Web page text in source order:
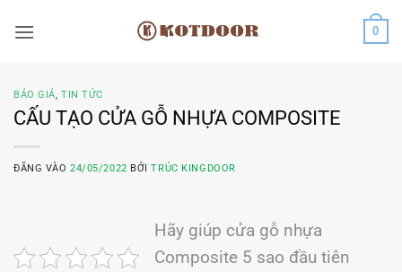
qua
0
BÁO GIÁ,TIN TỨC
CẤU TẠO CỬA GỖ NHỰA COMPOSITE
ĐĂNG VÀO24/05/2022 BỞITRÚC KINGDOOR
Hãy giúp cửa gỗ nhựa
Composite 5 sao đầu tiên